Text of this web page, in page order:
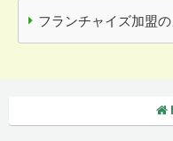
フランチャイズ加盟